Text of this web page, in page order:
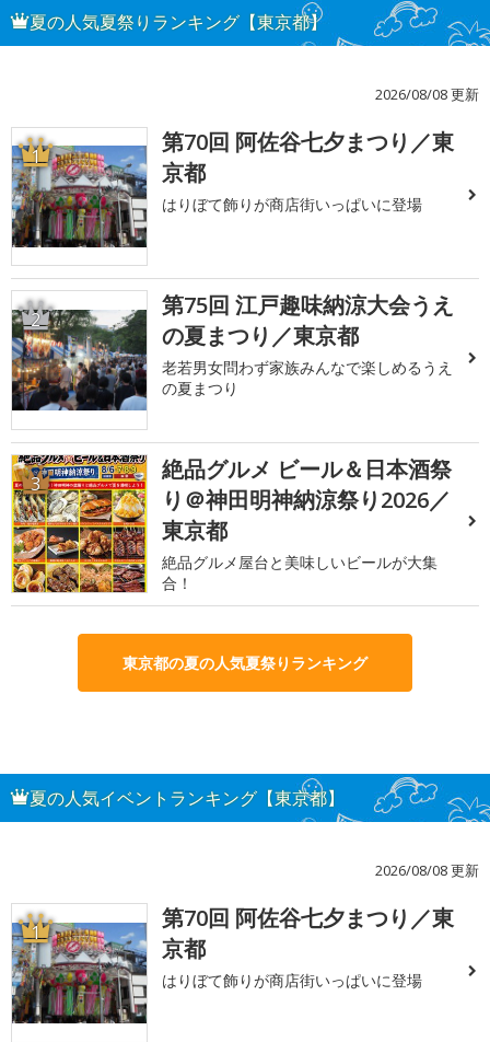
夏の人気夏祭りランキング【東京都】
2026/08/08 更新
1
第70回 阿佐谷七夕まつり／東
京都
はりぼて飾りが商店街いっぱいに登場
2
第75回 江戸趣味納涼大会うえ
の夏まつり／東京都
老若男女問わず家族みんなで楽しめるうえ
の夏まつり
3
絶品グルメ ビール＆日本酒祭
り＠神田明神納涼祭り2026／
東京都
絶品グルメ屋台と美味しいビールが大集
合！
東京都の夏の人気夏祭りランキング
夏の人気イベントランキング【東京都】
2026/08/08 更新
1
第70回 阿佐谷七夕まつり／東
京都
はりぼて飾りが商店街いっぱいに登場